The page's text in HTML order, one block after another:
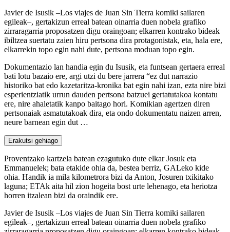
Javier de Isusik –Los viajes de Juan Sin Tierra komiki sailaren
egileak–, gertakizun erreal batean oinarria duen nobela grafiko
zirraragarria proposatzen digu oraingoan; elkarren kontrako bideak
ibiltzea suertatu zaien hiru pertsona dira protagonistak, eta, hala ere,
elkarrekin topo egin nahi dute, pertsona moduan topo egin.
Dokumentazio lan handia egin du Isusik, eta funtsean gertaera erreal
bati lotu bazaio ere, argi utzi du bere jarrera “ez dut narrazio
historiko bat edo kazetaritza-kronika bat egin nahi izan, ezta nire bizi
esperientziatik urrun dauden pertsona batzuei gertatutakoa kontatu
ere, nire ahaletatik kanpo baitago hori. Komikian agertzen diren
pertsonaiak asmatutakoak dira, eta ondo dokumentatu naizen arren,
neure barnean egin dut …
Erakutsi gehiago
Proventzako kartzela batean ezagutuko dute elkar Josuk eta
Emmanuelek; bata etakide ohia da, bestea berriz, GALeko kide
ohia. Handik ia mila kilometrora bizi da Anton, Josuren txikitako
laguna; ETAk aita hil zion hogeita bost urte lehenago, eta heriotza
horren itzalean bizi da oraindik ere.
Javier de Isusik –Los viajes de Juan Sin Tierra komiki sailaren
egileak–, gertakizun erreal batean oinarria duen nobela grafiko